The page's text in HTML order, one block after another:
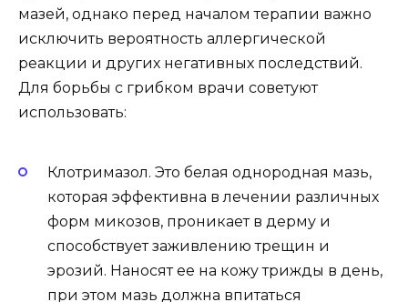
мазей, однако перед началом терапии важно
исключить вероятность аллергической
реакции и других негативных последствий.
Для борьбы с грибком врачи советуют
использовать:
Клотримазол. Это белая однородная мазь,
которая эффективна в лечении различных
форм микозов, проникает в дерму и
способствует заживлению трещин и
эрозий. Наносят ее на кожу трижды в день,
при этом мазь должна впитаться